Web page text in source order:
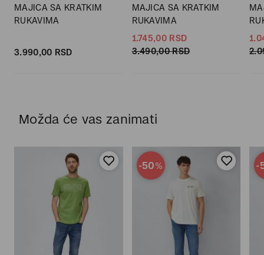
MAJICA SA KRATKIM
RUKAVIMA
3.990,00 RSD
MAJICA SA KRATKIM
RUKAVIMA
1.745,00 RSD
3.490,00 RSD
Možda će vas zanimati
-50% -